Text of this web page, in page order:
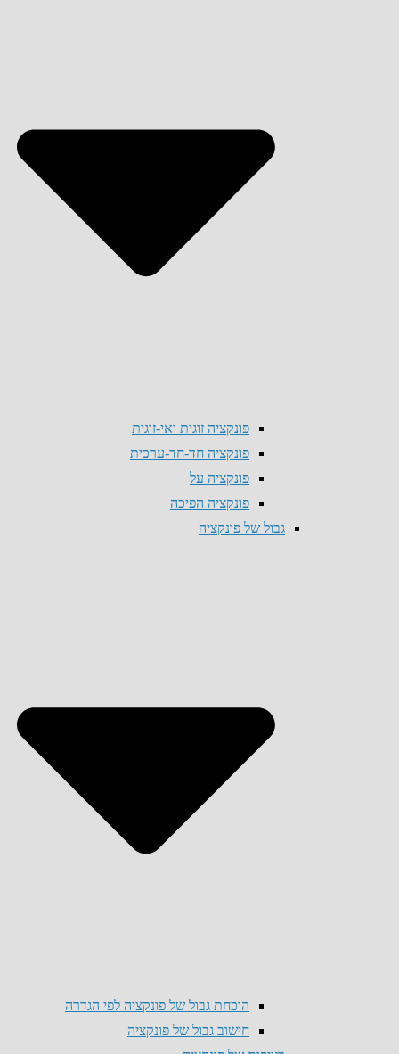
פונקציה זוגית ואי-זוגית
פונקציה חד-חד-ערכית
פונקציה על
פונקציה הפיכה
גבול של פונקציה
הוכחת גבול של פונקציה לפי הגדרה
חישוב גבול של פונקציה